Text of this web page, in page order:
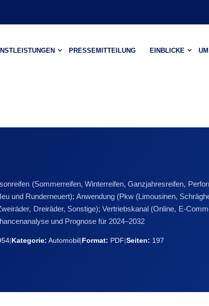
PRESSEMITTEILUNG EINBLICKE UM
(Sommerreifen, Winterreifen, Ganzjahresreifen,
und Runderneuert); Anwendung (Pkw (Limousinen,
Dreiräder, Sonstige); Vertriebskanal (Online, E-
und Prognose für 2024–2032
|Kategorie: Automobil|Format: PDF|Seiten: 197